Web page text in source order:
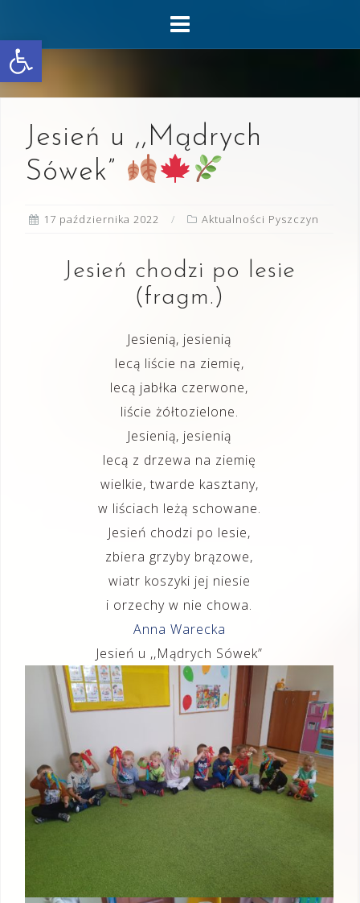
Otwórz pasek narzędzi
content
Jesień u ,,Mądrych
Sówek”
17 października 2022 Aktualności Pyszczyn
Jesień chodzi po lesie
(fragm.)
Jesienią, jesienią
lecą liście na ziemię,
lecą jabłka czerwone,
liście żółtozielone.
Jesienią, jesienią
lecą z drzewa na ziemię
wielkie, twarde kasztany,
w liściach leżą schowane.
Jesień chodzi po lesie,
zbiera grzyby brązowe,
wiatr koszyki jej niesie
i orzechy w nie chowa.
Anna Warecka
Jesień u ,,Mądrych Sówek”